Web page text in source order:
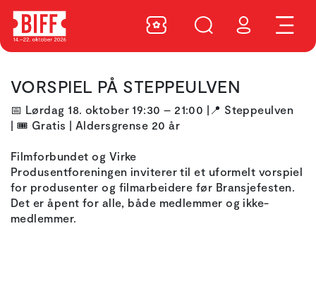
VORSPIEL PÅ STEPPEULVEN
📅 Lørdag 18. oktober 19:30– 21:00 | 📍 Steppeulven
| 🎟️ Gratis | Aldersgrense 20 år
Filmforbundet og Virke
Produsentforeningen inviterer til et uformelt vorspiel
for produsenter og filmarbeidere før Bransjefesten.
Det er åpent for alle, både medlemmer og ikke-
medlemmer.